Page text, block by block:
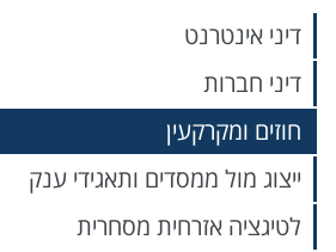
דיני אינטרנט
דיני חברות
חוזים ומקרקעין
ייצוג מול ממסדים ותאגידי ענק
לטיגציה אזרחית מסחרית